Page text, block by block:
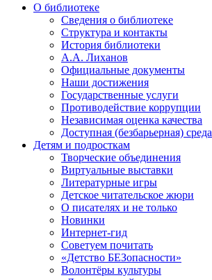
О библиотеке
Сведения о библиотеке
Структура и контакты
История библиотеки
А.А. Лиханов
Официальные документы
Наши достижения
Государственные услуги
Противодействие коррупции
Независимая оценка качества
Доступная (безбарьерная) среда
Детям и подросткам
Творческие объединения
Виртуальные выставки
Литературные игры
Детское читательское жюри
О писателях и не только
Новинки
Интернет-гид
Советуем почитать
«Детство БЕЗопасности»
Волонтёры культуры